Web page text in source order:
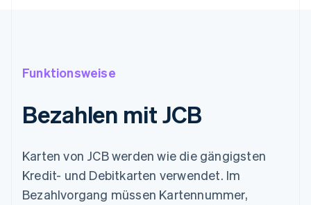
Funktionsweise
Bezahlen mit JCB
Karten von JCB werden wie die gängigsten
Kredit- und Debitkarten verwendet. Im
Bezahlvorgang müssen Kartennummer,